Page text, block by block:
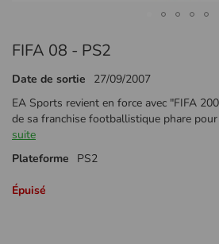
au
de
la
Galerie
d’images
FIFA 08 - PS2
Date de sortie
27/09/2007
EA Sports revient en force avec "FIFA
de sa franchise footballistique phare
suite
Plateforme
PS2
Épuisé